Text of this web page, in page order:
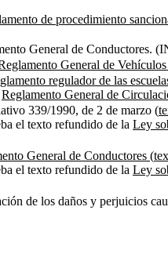
de procedimiento
General de
General de Vehículos
regulador de las
Reglamento General de
339/1990, de 2 de marzo (
el texto refundido de la Ley
General de Conductores (
el texto refundido de la Ley
de los daños y perjuicios